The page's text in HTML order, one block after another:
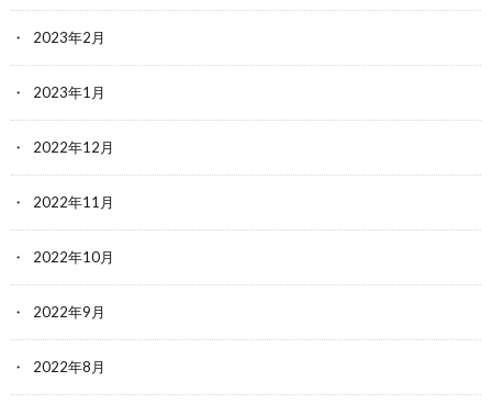
2023年2月
2023年1月
2022年12月
2022年11月
2022年10月
2022年9月
2022年8月